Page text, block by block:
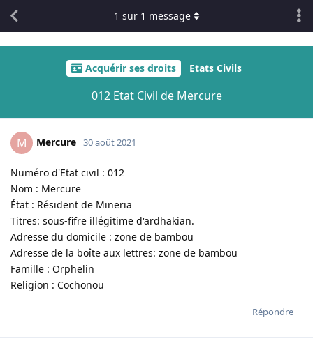
Acquérir ses droits Etats Civils
012 Etat Civil de Mercure
1 sur 1 message
M Mercure 30 août 2021
Numéro d'Etat civil : 012
Nom : Mercure
État : Résident de Mineria
Titres: sous-fifre illégitime d'ardhakian.
Adresse du domicile : zone de bambou
Adresse de la boîte aux lettres: zone de bambou
Famille : Orphelin
Religion : Cochonou
Répondre